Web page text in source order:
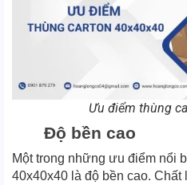
Ưu điểm thùng
Độ bền cao
Một trong những ưu điểm nổi
40x40x40 là độ bền cao. Chất